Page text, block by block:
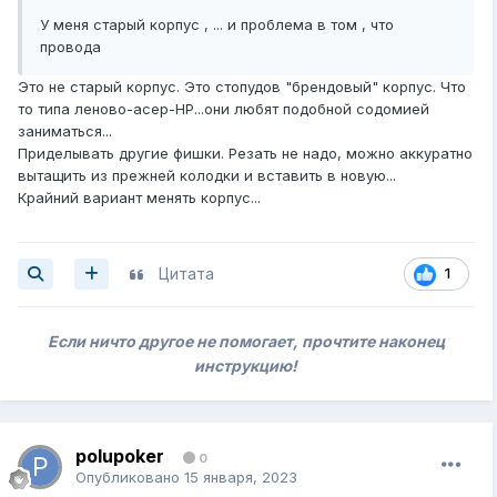
У меня старый корпус , ... и проблема в том , что
провода
Это не старый корпус. Это стопудов "брендовый" корпус. Что
то типа леново-асер-НР...они любят подобной содомией
заниматься...
Приделывать другие фишки. Резать не надо, можно аккуратно
вытащить из прежней колодки и вставить в новую...
Крайний вариант менять корпус...
1
Цитата
Если ничто другое не помогает, прочтите наконец
инструкцию!
polupoker 0
Опубликовано 15 января, 2023